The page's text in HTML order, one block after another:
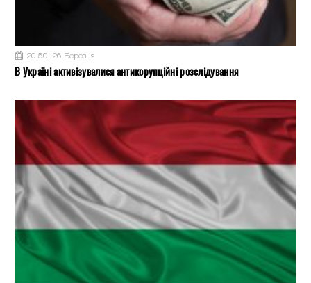
20:50, 26 Березня
В Україні активізувалися антикорупційні розслідування